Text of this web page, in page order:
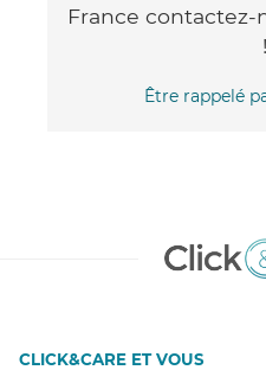
France
!
Être rappelé
CLICK&CARE ET VOUS